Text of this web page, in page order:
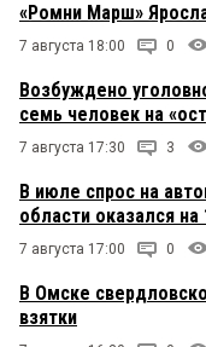
«Ромни Марш»
7 августа 18:00 0
Возбуждено
семь человек на
7 августа 17:30 3
В июле спрос на
области оказался
7 августа 17:00 0
В Омске
взятки